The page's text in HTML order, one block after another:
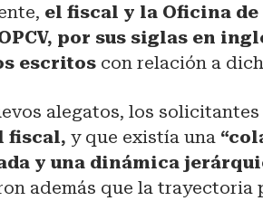
el fiscal y la Oficina
por sus siglas en
escritos con relación a
alegatos, los
fiscal,y que existía una
y una dinámica
además que la